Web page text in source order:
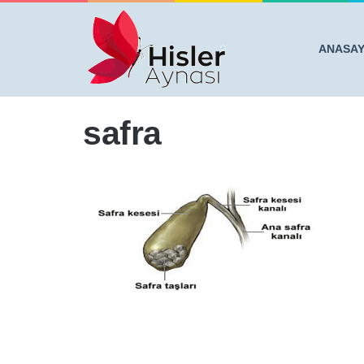
Anasayfa / YEMEK SONRASI KARNIM AĞRIYOR
safra